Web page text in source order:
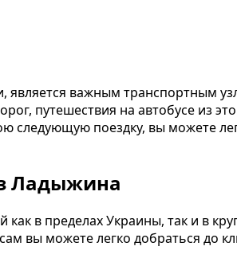
важным транспортным
путешествия на автобусе из
следующую поездку, вы можете
Ладыжина
в пределах Украины, так и в
вы можете легко добраться до